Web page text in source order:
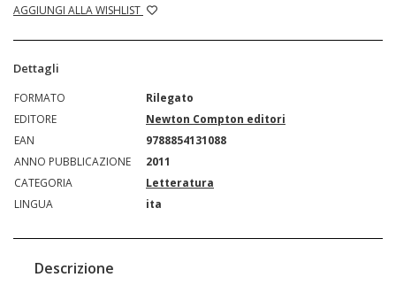
AGGIUNGI ALLA WISHLIST
Dettagli
FORMATO
Rilegato
EDITORE
Newton Compton editori
EAN
9788854131088
ANNO PUBBLICAZIONE
2011
CATEGORIA
Letteratura
LINGUA
ita
Descrizione